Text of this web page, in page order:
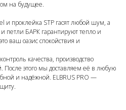
на будущее.
и проклейка STP гасят любой шум, а
петли БАРК гарантируют тепло и
ваш оазис спокойствия и
качества, производство
этого мы доставляем её в любую
и надёжной. ELBRUS PRO —